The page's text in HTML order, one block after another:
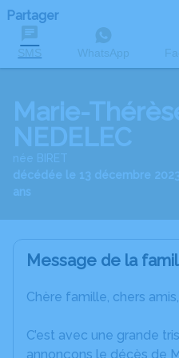
Partager
SMS WhatsApp
Marie-
NEDELEC
née BIRET
décédée le 13 décembre
ans
Message de la
Chère famille, chers amis,
C’est avec une grande
annonçons le décès de